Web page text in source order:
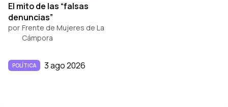
El mito de las “falsas
denuncias”
por Frente de Mujeres de La
Cámpora
POLÍTICA 3 ago 2026